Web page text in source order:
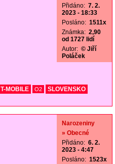
Přidáno: 7. 2.
2023 - 18:33
Posláno: 1511x
Známka: 2,90
od 1727 lidí
Autor: © Jiří
Poláček
T-MOBILE O2
SLOVENSKO
Narozeniny
» Obecné
Přidáno: 6. 2.
2023 - 4:47
Posláno: 1523x